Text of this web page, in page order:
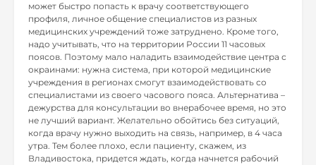
может быстро попасть к врачу соответствующего
профиля, личное общение специалистов из разных
медицинских учреждений тоже затруднено. Кроме того,
надо учитывать, что на территории России 11 часовых
поясов. Поэтому мало наладить взаимодействие центра с
окраинами: нужна система, при которой медицинские
учреждения в регионах смогут взаимодействовать со
специалистами из своего часового пояса. Альтернатива –
дежурства для консультации во внерабочее время, но это
не лучший вариант. Желательно обойтись без ситуаций,
когда врачу нужно выходить на связь, например, в 4 часа
утра. Тем более плохо, если пациенту, скажем, из
Владивостока, придется ждать, когда начнется рабочий